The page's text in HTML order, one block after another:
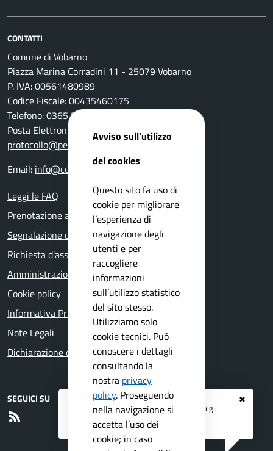
✖
Registrati ai serviziAPP IOe ricevi tutti gli
aggiornamenti dall'Ente
CONTATTI
Comune di Vobarno
Piazza Marina Corradini 11 - 25079 Vobarno
P. IVA: 00561480989
Codice Fiscale: 00435460175
Telefono: 0365 596011
Posta Elettronica Certificata:
protocollo@pec.comune.vobarno.bs.it
Email: info@comune.vobarno.bs.it
Leggi le FAQ
Prenotazione appuntamento
Segnalazione disservizio
Richiesta d'assistenza
Amministrazione trasparente
Cookie policy
Informativa Privacy
Note Legali
Dichiarazione di accessibilità
SEGUICI SU
Avviso sull'utilizzo
dei cookies
Questo sito fa uso di
cookie per migliorare
l’esperienza di
navigazione degli
utenti e per
raccogliere
informazioni
sull’utilizzo statistico
del sito stesso.
Utilizziamo solo
cookie tecnici. Può
conoscere i dettagli
consultando la
nostra privacy
policy. Proseguendo
nella navigazione si
accetta l’uso dei
cookie; in caso